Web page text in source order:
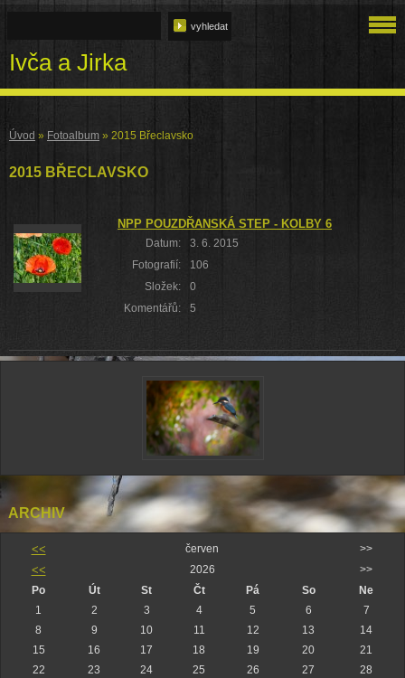
Ivča a Jirka
Úvod » Fotoalbum » 2015 Břeclavsko
2015 BŘECLAVSKO
NPP POUZDŘANSKÁ STEP - KOLBY 6
Datum:
3. 6. 2015
Fotografií:
106
Složek:
0
Komentářů:
5
ARCHIV
<< červen >>
<< 2026
>>
Po
Út St Čt Pá So
Ne
1
2 3 4 5 6
7
8
9 10 11 12 13
14
15
16 17 18 19 20
21
22
23 24 25 26 27
28